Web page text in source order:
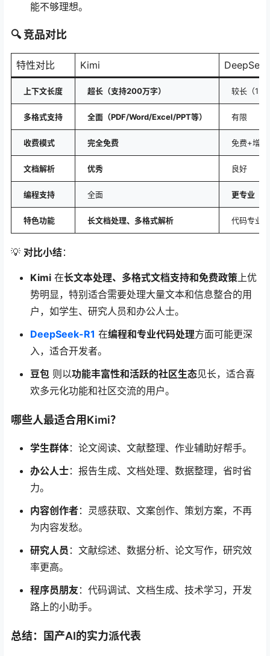
能不够理想。
🔍 竞品对比
特性对比 Kimi
上下文长度 超长（支持200万字） 较长（
多格式支持 全面（PDF/Word/Excel/PPT等） 有限
收费模式 完全免费 免费+增值
文档解析 优秀 良好
编程支持 全面 更专业
特色功能 长文档处理、多格式解析 代码专业
💡 对比小结：
Kimi 在长文本处理、多格式文档支持和免费政策上优
势明显，特别适合需要处理大量文本和信息整合的用
户，如学生、研究人员和办公人士。
DeepSeek-R1 在编程和专业代码处理方面可能更深
入，适合开发者。
豆包 则以功能丰富性和活跃的社区生态见长，适合喜
欢多元化功能和社区交流的用户。
哪些人最适合用Kimi？
学生群体：论文阅读、文献整理、作业辅助好帮手。
办公人士：报告生成、文档处理、数据整理，省时省
力。
内容创作者：灵感获取、文案创作、策划方案，不再
为内容发愁。
研究人员 ：文献综述、数据分析、论文写作，研究效
率更高。
程序员朋友 ：代码调试、文档生成、技术学习，开发
路上的小助手。
总结：国产AI的实力派代表